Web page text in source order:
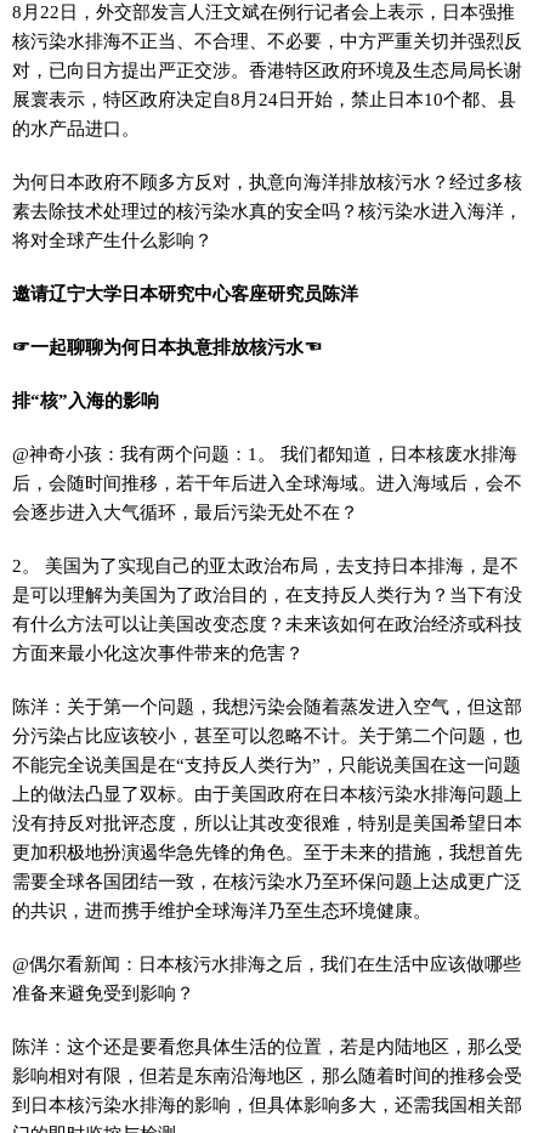
8月22日，外交部发言人汪文斌在例行记者会上表示，日本强推
核污染水排海不正当、不合理、不必要，中方严重关切并强烈反
对，已向日方提出严正交涉。香港特区政府环境及生态局局长谢
展寰表示，特区政府决定自8月24日开始，禁止日本10个都、县
的水产品进口。
为何日本政府不顾多方反对，执意向海洋排放核污水？经过多核
素去除技术处理过的核污染水真的安全吗？核污染水进入海洋，
将对全球产生什么影响？
邀请辽宁大学日本研究中心客座研究员陈洋
☞一起聊聊为何日本执意排放核污水☜
排“核”入海的影响
@神奇小孩：我有两个问题：1。 我们都知道，日本核废水排海
后，会随时间推移，若干年后进入全球海域。进入海域后，会不
会逐步进入大气循环，最后污染无处不在？
2。 美国为了实现自己的亚太政治布局，去支持日本排海，是不
是可以理解为美国为了政治目的，在支持反人类行为？当下有没
有什么方法可以让美国改变态度？未来该如何在政治经济或科技
方面来最小化这次事件带来的危害？
陈洋：关于第一个问题，我想污染会随着蒸发进入空气，但这部
分污染占比应该较小，甚至可以忽略不计。关于第二个问题，也
不能完全说美国是在“支持反人类行为”，只能说美国在这一问题
上的做法凸显了双标。由于美国政府在日本核污染水排海问题上
没有持反对批评态度，所以让其改变很难，特别是美国希望日本
更加积极地扮演遏华急先锋的角色。至于未来的措施，我想首先
需要全球各国团结一致，在核污染水乃至环保问题上达成更广泛
的共识，进而携手维护全球海洋乃至生态环境健康。
@偶尔看新闻：日本核污水排海之后，我们在生活中应该做哪些
准备来避免受到影响？
陈洋：这个还是要看您具体生活的位置，若是内陆地区，那么受
影响相对有限，但若是东南沿海地区，那么随着时间的推移会受
到日本核污染水排海的影响，但具体影响多大，还需我国相关部